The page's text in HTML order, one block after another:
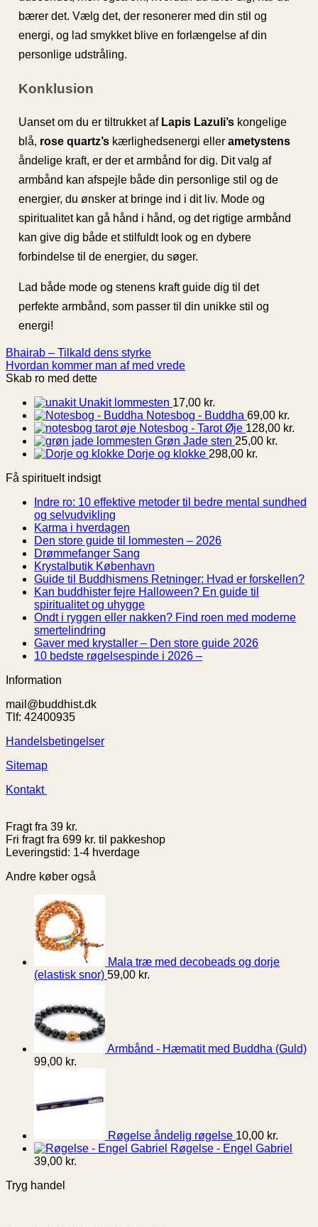
bærer det. Vælg det, der resonerer med din stil og
energi, og lad smykket blive en forlængelse af din
personlige udstråling.
Konklusion
Uanset om du er tiltrukket af Lapis Lazuli’skongelige
blå, rose quartz’skærlighedsenergi eller ametystens
åndelige kraft, er der et armbånd for dig. Dit valg af
armbånd kan afspejle både din personlige stil og de
energier, du ønsker at bringe ind i dit liv. Mode og
spiritualitet kan gå hånd i hånd, og det rigtige armbånd
kan give dig både et stilfuldt look og en dybere
forbindelse til de energier, du søger.
Lad både mode og stenens kraft guide dig til det
perfekte armbånd, som passer til din unikke stil og
energi!
Bhairab – Tilkald dens styrke
Hvordan kommer man af med vrede
Skab ro med dette
Unakit lommesten 17,00 kr.
Notesbog - Buddha 69,00 kr.
Notesbog - Tarot Øje 128,00 kr.
Grøn Jade sten 25,00 kr.
Dorje og klokke 298,00 kr.
Få spirituelt indsigt
Indre ro: 10 effektive metoder til bedre mental sundhed
og selvudvikling
kommentarer
til
Indre
ro:
10
effektive
metoder
til
mental
sundhed
Karma i hverdagen
kommentarer
til
Karma
i
hverdagen
Den store guide til lommesten – 2026Ingen
Den
store
til
–
Drømmefanger Sang
kommentarer
til
Drømmefanger
Sang
Krystalbutik København
kommentarer
til
København
Guide til Buddhismens Retninger: Hvad er forskellen?
Kan buddhister fejre Halloween? En guide til
spiritualitet og uhyggeIngen
kommentarer
Kan
buddhister
Ondt i ryggen eller nakken? Find roen med moderne
smertelindring
kommentarer
til
Gaver med krystaller – Den store guide 2026Ingen
10 bedste røgelsespinde i 2026 –Ingen
Information
mail@buddhist.dk
Tlf: 42400935
Handelsbetingelser
Sitemap
Kontakt
Fragt fra 39 kr.
Fri fragt fra 699 kr. til pakkeshop
Leveringstid: 1-4 hverdage
Andre køber også
Mala træ med decobeads og dorje
(elastisk snor) 59,00 kr.
Armbånd - Hæmatit med Buddha (Guld)
99,00 kr.
Røgelse åndelig røgelse 10,00 kr.
Røgelse - Engel Gabriel
39,00 kr.
Tryg handel